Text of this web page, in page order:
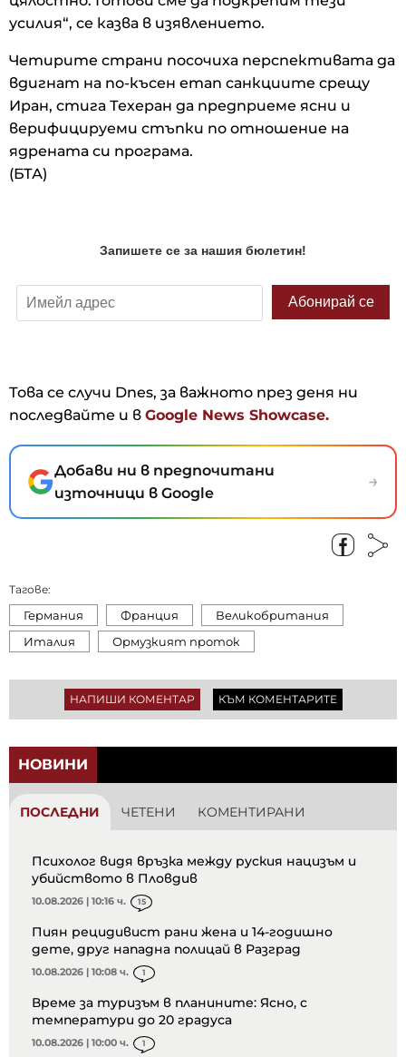
усилия“, се казва в изявлението.
Четирите страни посочиха перспективата да
вдигнат на по-късен етап санкциите срещу
Иран, стига Техеран да предприеме ясни и
верифицируеми стъпки по отношение на
ядрената си програма.
(БТА)
Това се случи Dnes, за важното през деня ни
последвайте и в Google News Showcase.
Добави ни в предпочитани
източници в Google
→
Тагове:
Германия Франция
Великобритания
Италия
Ормузкият проток
НАПИШИ КОМЕНТАР КЪМ КОМЕНТАРИТЕ
НОВИНИ
ПОСЛЕДНИ ЧЕТЕНИ КОМЕНТИРАНИ
Психолог видя връзка между руския нацизъм и
убийството в Пловдив
10.08.2026 | 10:16 ч. 15
Пиян рецидивист рани жена и 14-годишно
дете, друг нападна полицай в Разград
10.08.2026 | 10:08 ч. 1
Време за туризъм в планините: Ясно, с
температури до 20 градуса
10.08.2026 | 10:00 ч. 1